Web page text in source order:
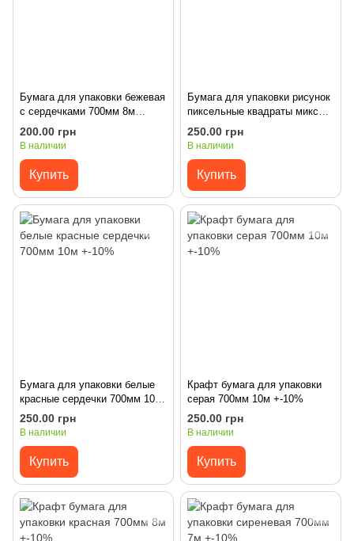
Бумага для упаковки бежевая
с сердечками 700мм 8м
+-10%
200.00 грн
В наличии
Купить
Бумага для упаковки рисунок
пиксельные квадраты микс
цветов 700мм 10м +-10%
250.00 грн
В наличии
Купить
Бумага для упаковки белые
красные сердечки 700мм 10м
+-10%
250.00 грн
В наличии
Купить
Крафт бумага для упаковки
серая 700мм 10м +-10%
250.00 грн
В наличии
Купить